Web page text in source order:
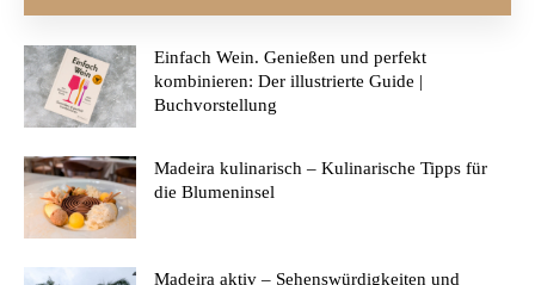
Einfach Wein. Genießen und perfekt
kombinieren: Der illustrierte Guide |
Buchvorstellung
Madeira kulinarisch – Kulinarische Tipps für
die Blumeninsel
Madeira aktiv – Sehenswürdigkeiten und